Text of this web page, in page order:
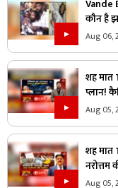
Vande
कौन है
?
Aug 06,
शह मात
प्लान!
को दी
प्लान?
Aug 05,
शह मात
नरोत्तम
लोकल
Aug 05,